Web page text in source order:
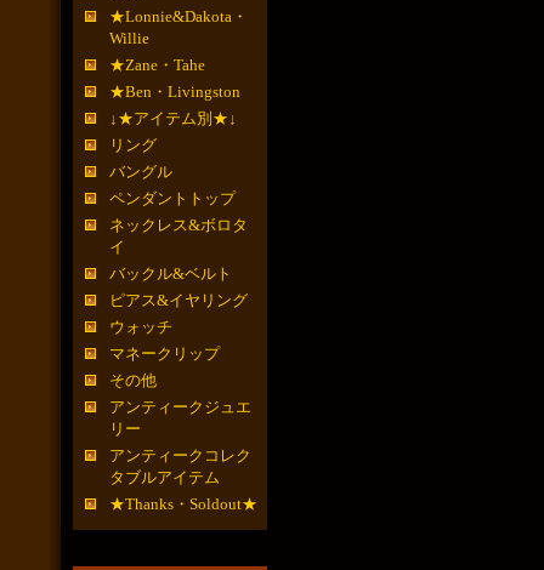
★Lonnie&Dakota・
Willie
★Zane・Tahe
★Ben・Livingston
↓★アイテム別★↓
リング
バングル
ペンダントトップ
ネックレス&ボロタ
イ
バックル&ベルト
ピアス&イヤリング
ウォッチ
マネークリップ
その他
アンティークジュエ
リー
アンティークコレク
タブルアイテム
★Thanks・Soldout★